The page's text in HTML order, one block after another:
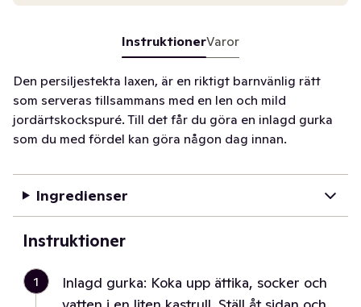
InstruktionerVaror
Den persiljestekta laxen, är en riktigt barnvänlig rätt
som serveras tillsammans med en len och mild
jordärtskockspuré. Till det får du göra en inlagd gurka
som du med fördel kan göra någon dag innan.
Ingredienser
Instruktioner
1
Inlagd gurka: Koka upp ättika, socker och